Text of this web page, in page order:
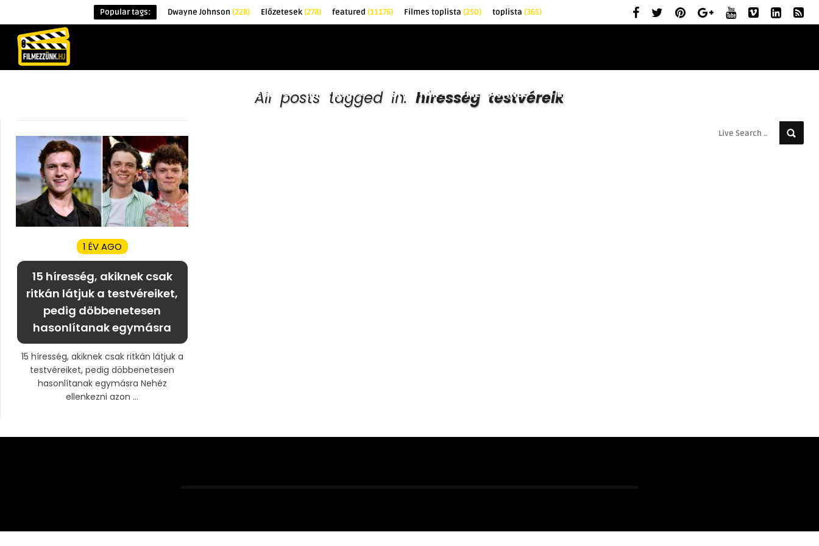
Popular tags: Dwayne Johnson (228) Előzetesek(278) featured (11176) Filmes toplista (250) toplista (365)
ÉRDEKESSÉGEK KRITIKÁK TOPLISTÁK FILMAJÁNLÓ ELŐZETESEK
All posts tagged in: híresség testvéreik
1 ÉV AGO
15 híresség, akiknek csak
ritkán látjuk a testvéreiket,
pedig döbbenetesen
hasonlítanak egymásra
15 híresség, akiknek csak ritkán látjuk a
testvéreiket, pedig döbbenetesen
hasonlítanak egymásra Nehéz
ellenkezni azon ...